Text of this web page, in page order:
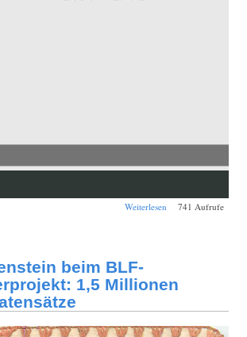
Weiterlesen über741 Aufrufe
beim BLF-
1,5 Millionen